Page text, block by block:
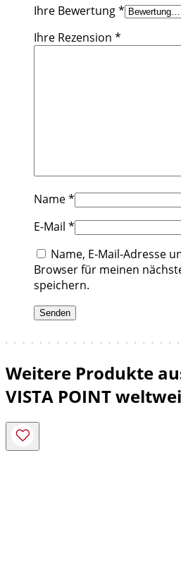
Ihre Bewertung*
Ihre Rezension *
Name*
E-Mail *
Name, E-Mail-Adresse
Browser für meinen
speichern.
Weitere Produkte
VISTA POINT